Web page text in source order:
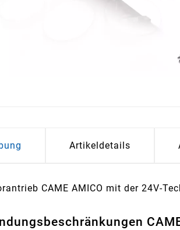
Artikeldetails
CAME AMICO mit der 24V-